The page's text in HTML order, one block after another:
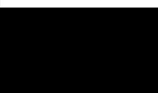
Contactez-nous